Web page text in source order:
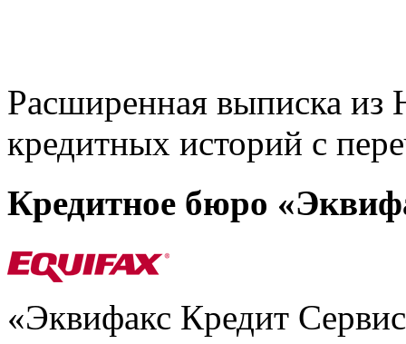
Расширенная выписка из
кредитных историй с
Кредитное бюро
«Эквифакс Кредит